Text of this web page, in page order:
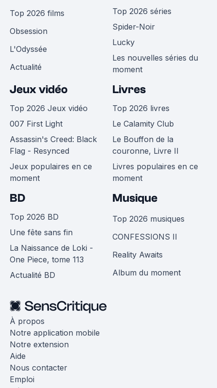
Top 2026 films
Obsession
L'Odyssée
Actualité
Top 2026 séries
Spider-Noir
Lucky
Les nouvelles séries du
moment
Jeux vidéo
Top 2026 Jeux vidéo
007 First Light
Assassin's Creed: Black
Flag - Resynced
Jeux populaires en ce
moment
Livres
Top 2026 livres
Le Calamity Club
Le Bouffon de la
couronne, Livre II
Livres populaires en ce
moment
BD
Top 2026 BD
Une fête sans fin
La Naissance de Loki -
One Piece, tome 113
Actualité BD
Musique
Top 2026 musiques
CONFESSIONS II
Reality Awaits
Album du moment
À propos
Notre application mobile
Notre extension
Aide
Nous contacter
Emploi